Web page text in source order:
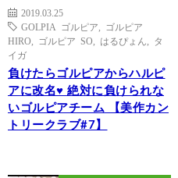
2019.03.25
GOLPIA ゴルピア
ゴルピア
HIRO
ゴルピア SO はるぴょん
タ
イガ
負けたらゴルピアからハルピ
アに改名♥ 絶対に負けられな
いゴルピアチーム 【美作カン
トリークラブ#7】